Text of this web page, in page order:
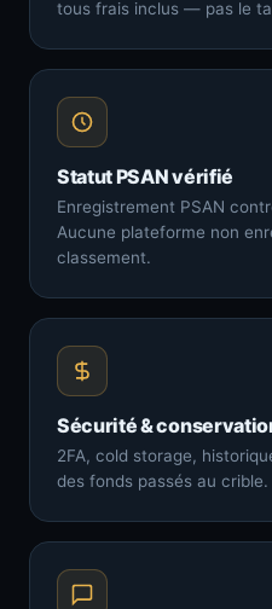
tous frais inclus — pas le
Statut PSAN vérifié
Enregistrement PSAN
Aucune plateforme non
classement.
Sécurité &
2FA, cold storage,
des fonds passés au crible.